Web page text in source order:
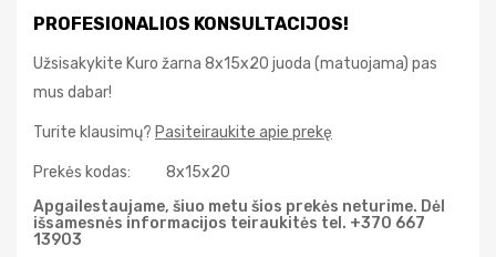
PROFESIONALIOS KONSULTACIJOS!
Užsisakykite Kuro žarna 8x15x20 juoda (matuojama) pas
mus dabar!
Turite klausimų? Pasiteiraukite apie prekę
Prekės kodas:
8x15x20
Apgailestaujame, šiuo metu šios prekės neturime. Dėl
išsamesnės informacijos teiraukitės tel. +370 667
13903